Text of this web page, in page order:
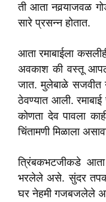
ती आता नवर्‍याजवळ
सारे प्रसन्न होतात.
आता रमाबाईला
अवकाश की वस्तू
जात. मुलेबाळे सजवीत
ठेवण्यात आली.
कोणता देव पावला
चिंतामणी मिळाला
त्रिंबकभटजीकडे
भरलेले असे. सुंदर
घर नेहमी गजबजलेले